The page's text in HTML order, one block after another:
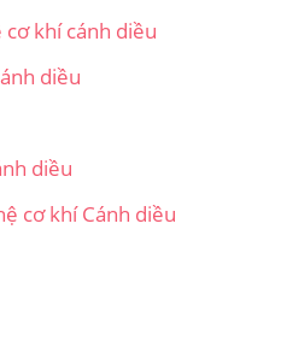
khí cánh diều
diều
diều
cơ khí Cánh diều